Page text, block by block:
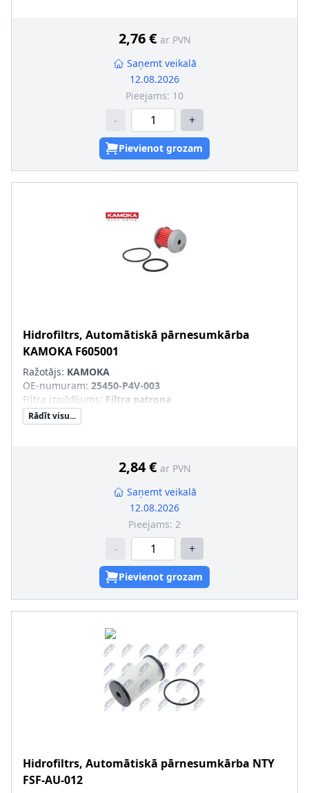
Blīvgredzena ārējais diametrs
71
2,76 € ar PVN
Saņemt veikalā
12.08.2026
Pieejams: 10
- +
Pievienot grozam
Hidrofiltrs, Automātiskā pārnesumkārba
KAMOKA F605001
Ražotājs: KAMOKA
OE-numuram: 25450-P4V-003
Filtra izpildījums: Filtra patrona
Rādīt visu...
2,84 € ar PVN
Saņemt veikalā
12.08.2026
Pieejams: 2
- +
Pievienot grozam
Hidrofiltrs, Automātiskā pārnesumkārba NTY
FSF-AU-012